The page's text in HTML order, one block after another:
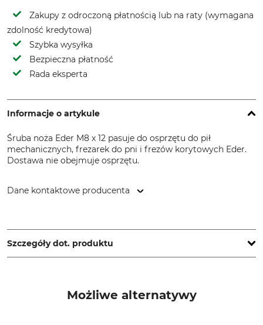
Zakupy z odroczoną płatnością lub na raty (wymagana
zdolność kredytowa)
Szybka wysyłka
Bezpieczna płatność
Rada eksperta
Informacje o artykule
Śruba noża Eder M8 x 12 pasuje do osprzętu do pił
mechanicznych, frezarek do pni i frezów korytowych Eder.
Dostawa nie obejmuje osprzętu.
Dane kontaktowe producenta
Wolfenbüttel, Germany, www.eder-maschinenbau.de
Szczegóły dot. produktu
Możliwe alternatywy